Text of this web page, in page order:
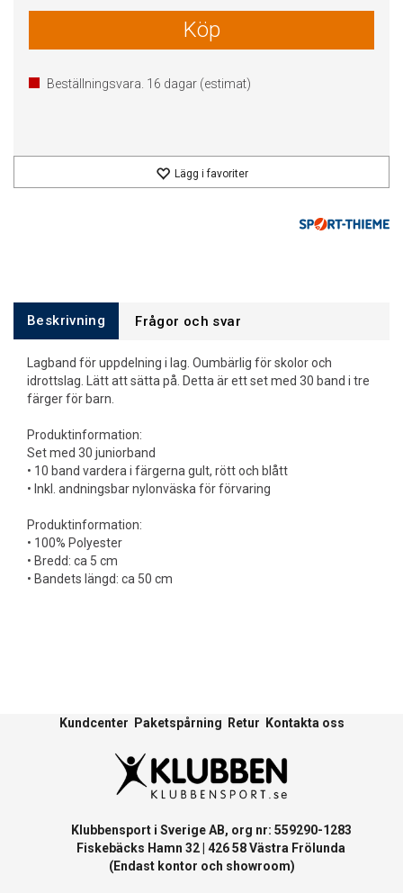
Köp
Beställningsvara. 16 dagar (estimat)
Lägg i favoriter
Beskrivning Frågor och svar
Lagband för uppdelning i lag. Oumbärlig för skolor och
idrottslag. Lätt att sätta på. Detta är ett set med 30 band i tre
färger för barn.
Produktinformation:
Set med 30 juniorband
• 10 band vardera i färgerna gult, rött och blått
• Inkl. andningsbar nylonväska för förvaring
Produktinformation:
• 100% Polyester
• Bredd: ca 5 cm
• Bandets längd: ca 50 cm
Kundcenter Paketspårning Retur Kontakta oss
Klubbensport i Sverige AB, org nr: 559290-1283
Fiskebäcks Hamn 32 | 426 58 Västra Frölunda
(Endast kontor och showroom)